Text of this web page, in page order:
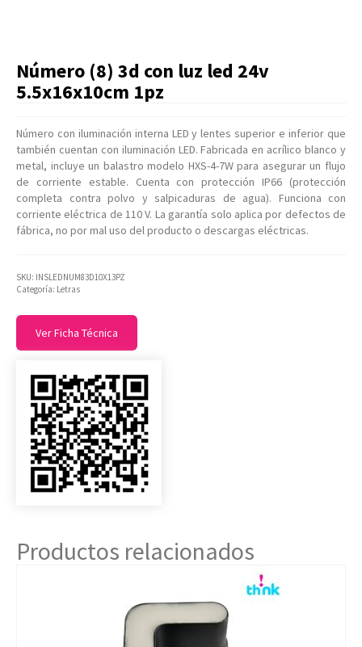
Número (8) 3d con luz led 24v
5.5x16x10cm 1pz
Número con iluminación interna LED y lentes superior e inferior que
también cuentan con iluminación LED. Fabricada en acrílico blanco y
metal, incluye un balastro modelo HXS-4-7W para asegurar un flujo
de corriente estable. Cuenta con protección IP66 (protección
completa contra polvo y salpicaduras de agua). Funciona con
corriente eléctrica de 110 V. La garantía solo aplica por defectos de
fábrica, no por mal uso del producto o descargas eléctricas.
SKU: INSLEDNUM83D10X13PZ
Categoría: Letras
Ver Ficha Técnica
Productos relacionados